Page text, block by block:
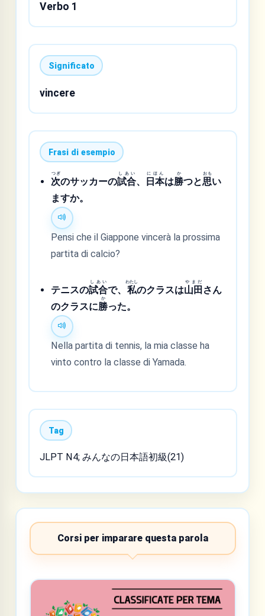
Verbo 1
Significato
vincere
Frasi di esempio
次
つぎ
のサッカーの試合
しあい
、 日本
にほん
は勝
か
つと思
おも
い
ますか。
Pensi che il Giappone vincerà la prossima
partita di calcio?
テニスの試合
しあい
で、 私
わたし
のクラスは山田
やまだ
さん
のクラスに勝
か
った。
Nella partita di tennis, la mia classe ha
vinto contro la classe di Yamada.
Tag
JLPT N4; みんなの日本語初級(21)
Corsi per imparare questa parola